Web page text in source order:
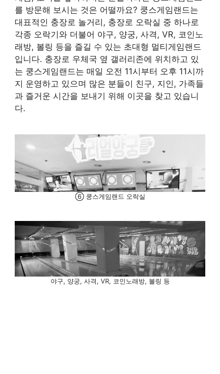
를 방문해 보시는 것은 어떨까요? 쿵스게임랜드는
대표적인 충장로 놀거리, 충장로 오락실 중 하나로
각종 오락기와 더불어 야구, 양궁, 사격, VR, 코인노
래방, 볼링 등을 즐길 수 있는 초대형 멀티게임랜드
입니다. 충장로 우체국 옆 갤러리존에 위치하고 있
는 쿵스게임랜드는 매일 오전 11시부터 오후 11시까
지 운영하고 있으며 많은 분들이 친구, 지인, 가족들
과 즐거운 시간을 보내기 위해 이곳을 찾고 있습니
다.
⑥ 쿵스게임랜드 오락실
야구, 양궁, 사격, VR, 코인노래방, 볼링 등